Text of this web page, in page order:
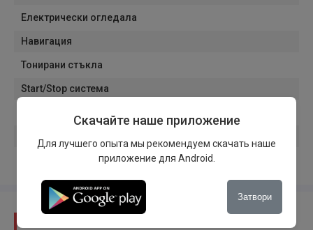
Електрически огледала
Навигация
Тонирани стъкла
Start/Stop система
Воланът е регулируем по височина
Скачайте наше приложение
Для лучшего опыта мы рекомендуем скачать наше
приложение для Android.
Затвори